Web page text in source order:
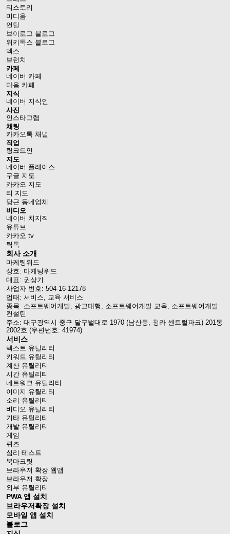
티스토리
미디움
언틸
브이로그 블로그
위키독스 블로그
엑스
브런치
카페
네이버 카페
다음 카페
지식
네이버 지식인
사진
인스타그램
채팅
카카오톡 채널
직업
링크드인
지도
네이버 플레이스
구글 지도
카카오 지도
티 지도
당근 동네업체
비디오
네이버 치지직
유튜브
카카오 tv
틱톡
회사 소개
마케팅위드
상호: 마케팅위드
대표: 권상기
사업자 번호: 504-16-12178
업태: 서비스, 교육 서비스
종목: 소프트웨어개발, 광고대행, 소프트웨어개발 교육, 소프트웨어개발
컨설틴
주소: 대구광역시 중구 달구벌대로 1970 (남산동, 청라 센트럴파크) 201동
2002호 (우편번호: 41974)
서비스
텍스트 유틸리티
키워드 유틸리티
계산 유틸리티
시간 유틸리티
네트워크 유틸리티
이미지 유틸리티
소리 유틸리티
비디오 유틸리티
기타 유틸리티
개발 유틸리티
게임
퀴즈
심리 테스트
북마크릿
브라우저 확장 웹앱
브라우저 확장
외부 유틸리티
PWA 앱 설치
브라우저확장 설치
모바일 앱 설치
블로그